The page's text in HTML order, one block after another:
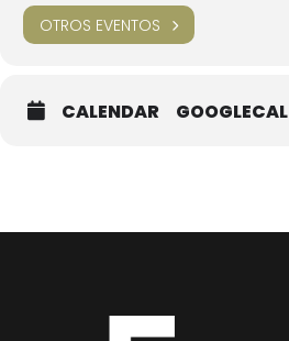
OTROS EVENTOS
CALENDAR GOOGLECAL